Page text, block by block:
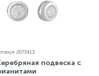
2073413
подвеска с